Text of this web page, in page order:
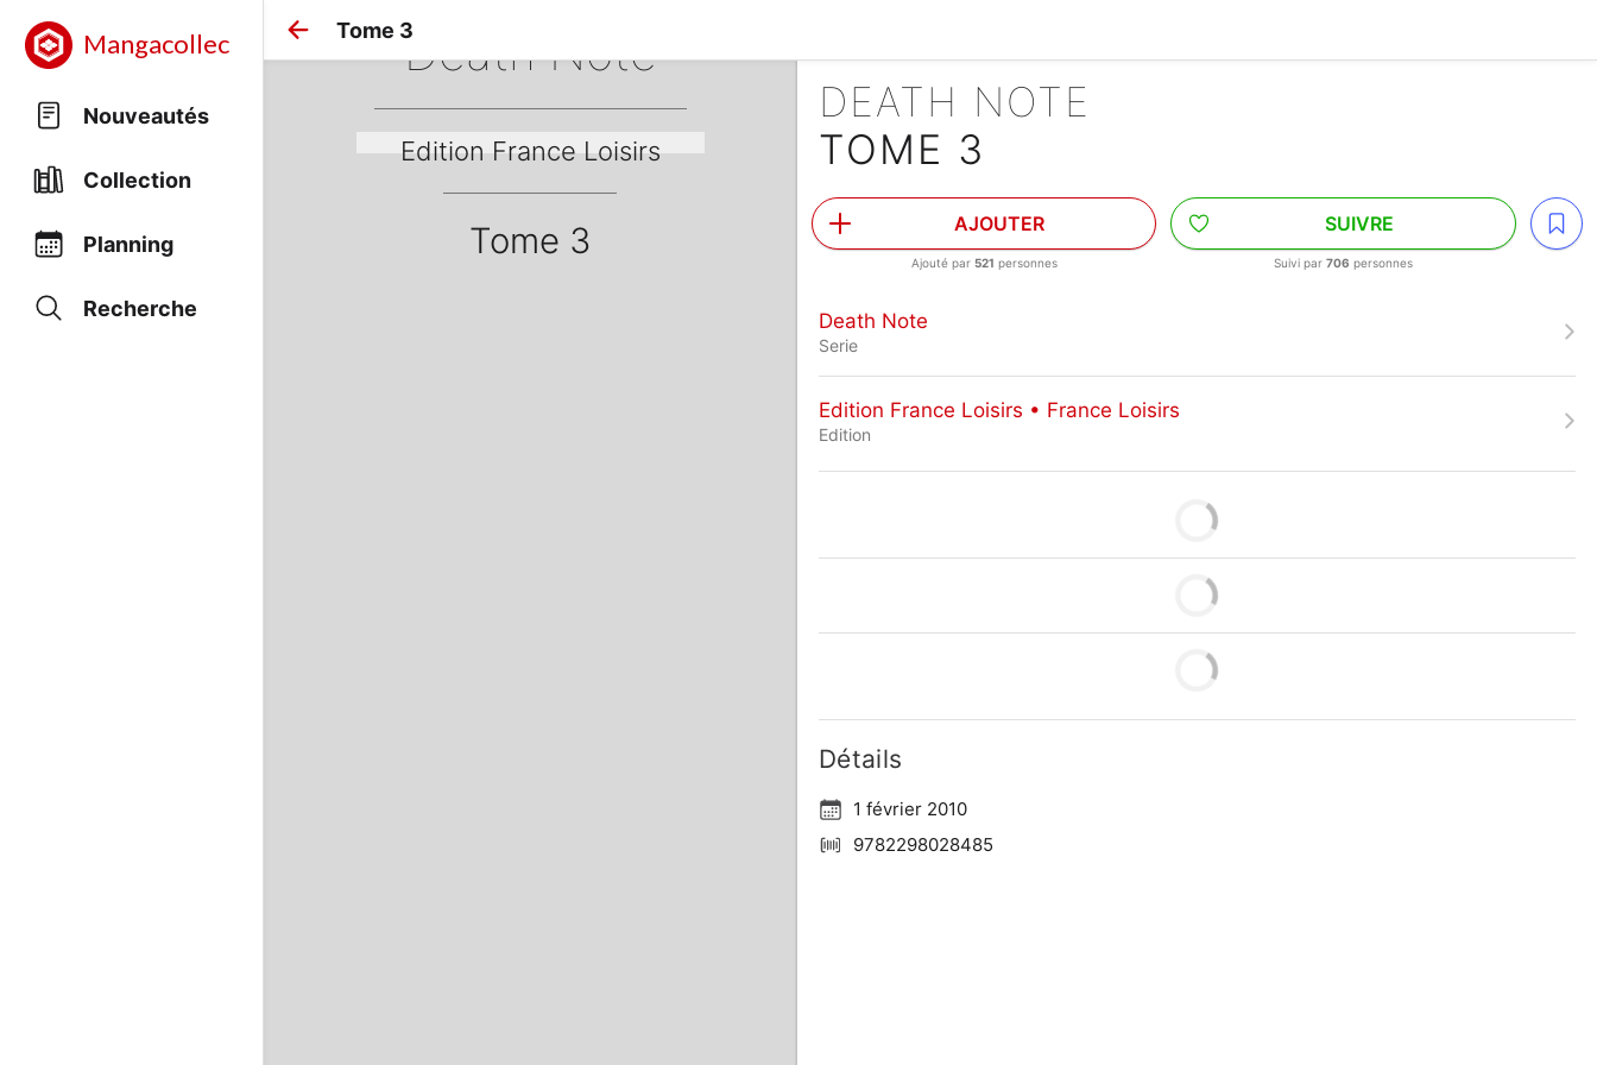
Mangacollec
Nouveautés
Collection
Planning
Recherche
Tome 3Death Note
Edition France Loisirs
Tome 3
DEATH NOTE
TOME 3
AJOUTER
Ajouté par 521 personnes
SUIVRE
Suivi par706 personnes
Death Note
Serie
Edition France Loisirs • France Loisirs
Edition
Détails
1 février 2010
9782298028485